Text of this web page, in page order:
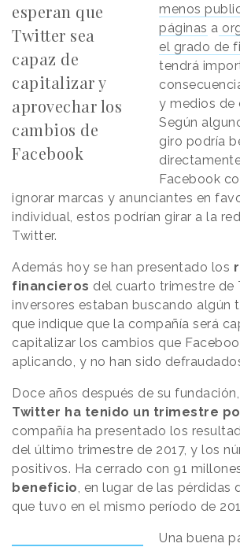
esperan que
Twitter sea
capaz de
capitalizar y
aprovechar los
cambios de
Facebook
menos
páginas a
el grado de
tendrá
y medios de
Según
giro podría
Facebook
ignorar marcas y anunciantes en
individual, estos podrían girar a la
Twitter.
Además hoy se han presentado los
financieros del cuarto trimestre de
inversores estaban buscando algún
que indique que la compañía será
capitalizar los cambios que
aplicando, y no han sido
Doce años después de su
Twitter ha tenido un trimestre
compañía ha presentado los
del último trimestre de 2017, y los
positivos. Ha cerrado con 91
beneficio, en lugar de las pérdidas
que tuvo en el mismo período de
Una buena